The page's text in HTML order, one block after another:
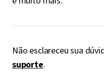
Não esclareceu sua
suporte.